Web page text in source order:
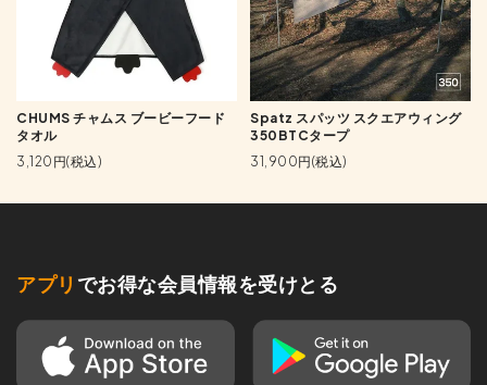
CHUMS チャムス ブービーフード
タオル
3,120円(税込)
Spatz スパッツ スクエアウィング
350BTCタープ
31,900円(税込)
アプリ でお得な会員情報を受けとる